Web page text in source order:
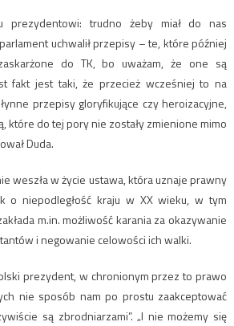
prezydentowi: trudno żeby miał do nas
uchwalił przepisy – te, które później
do TK, bo uważam, że one są
fakt jest taki, że przecież wcześniej to na
przepisy gloryfikujące czy heroizacyjne,
które do tej pory nie zostały zmienione mimo
Duda.
weszła w życie ustawa, która uznaje prawny
o niepodległość kraju w XX wieku, w tym
m.in. możliwość karania za okazywanie
i negowanie celowości ich walki.
prezydent, w chronionym przez to prawo
nie sposób nam po prostu zaakceptować
są zbrodniarzami”. „I nie możemy się